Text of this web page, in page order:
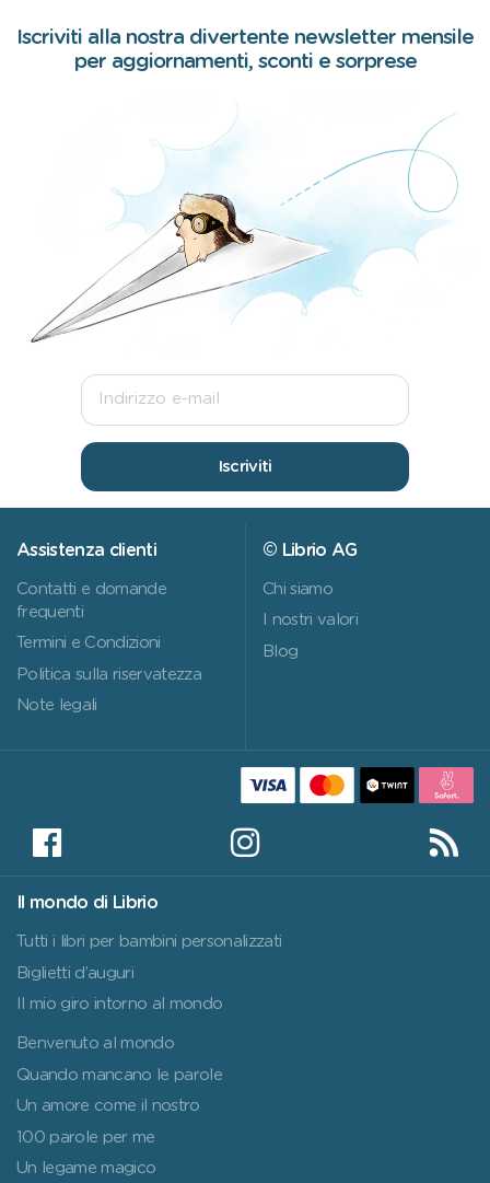
Iscriviti alla nostra divertente newsletter mensile
per aggiornamenti, sconti e sorprese
Iscriviti
Assistenza clienti
Contatti e domande
frequenti
Termini e Condizioni
Politica sulla riservatezza
Note legali
© Librio AG
Chi siamo
I nostri valori
Blog
Il mondo di Librio
Tutti i libri per bambini personalizzati
Biglietti d’auguri
Il mio giro intorno al mondo
Benvenuto al mondo
Quando mancano le parole
Un amore come il nostro
100 parole per me
Un legame magico